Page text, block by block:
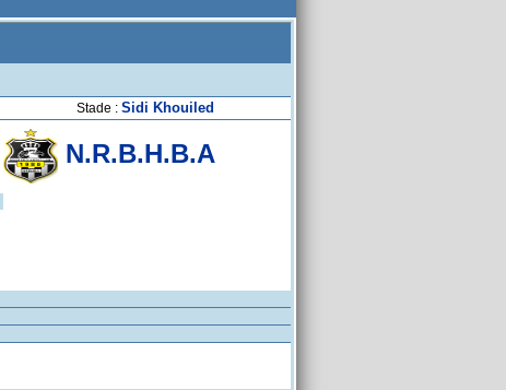
Stade : Sidi Khouiled
N.R.B.H.B.A